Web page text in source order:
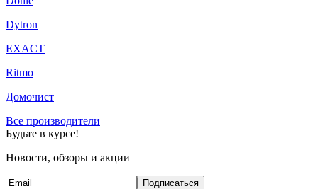
Dytron
EXACT
Ritmo
Домочист
Все производители
Будьте в курсе!
Новости, обзоры и акции
Подписаться